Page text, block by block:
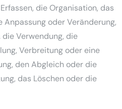
die Organisation, das
Anpassung oder Veränderung,
Verwendung, die
Verbreitung oder eine
den Abgleich oder die
das Löschen oder die